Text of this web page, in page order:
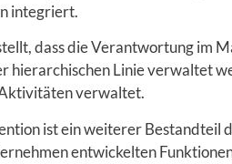
integriert.
dass die Verantwortung im
hierarchischen Linie verwaltet
verwaltet.
ist ein weiterer Bestandteil
entwickelten